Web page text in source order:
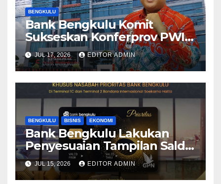
BENGKULU
Bank Bengkulu Komit
Sukseskan Konferprov PWI
Bengkulu 2026
JUL 17, 2026 EDITOR ADMIN
BENGKULU BISNIS EKONOMI
Bank Bengkulu Lakukan
Penyesuaian Tampilan Saldo
Efektif, Perkuat Komitmen
Peningkatan Layanan
JUL 15, 2026 EDITOR ADMIN